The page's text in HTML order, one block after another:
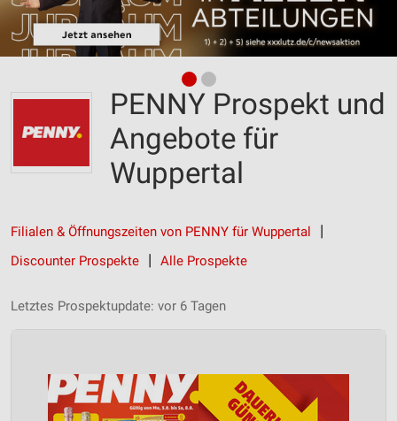
PENNY Prospekt und
Angebote für
Wuppertal
Filialen & Öffnungszeiten von PENNY für Wuppertal
Discounter Prospekte
Alle Prospekte
Letztes Prospektupdate: vor 6 Tagen